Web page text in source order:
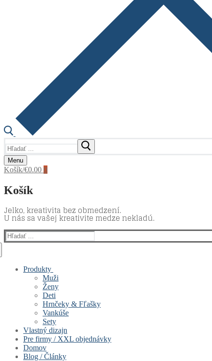
Menu
Košík/€0.00 0
Košík
Jelko, kreativita bez obmedzení.
U nás sa vašej kreativite medze nekladú.
Hľadať:
Produkty
Muži
Ženy
Deti
Hrnčeky & Fľašky
Vankúše
Sety
Vlastný dizajn
Pre firmy / XXL objednávky
Domov
Blog / Články